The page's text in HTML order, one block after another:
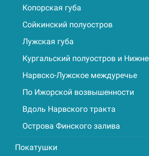
Копорская губа
Сойкинский полуостров
Лужская губа
Кургальский полуостров и
Нарвско-Лужское междуречье
По Ижорской возвышенности
Вдоль Нарвского тракта
Острова Финского залива
Покатушки